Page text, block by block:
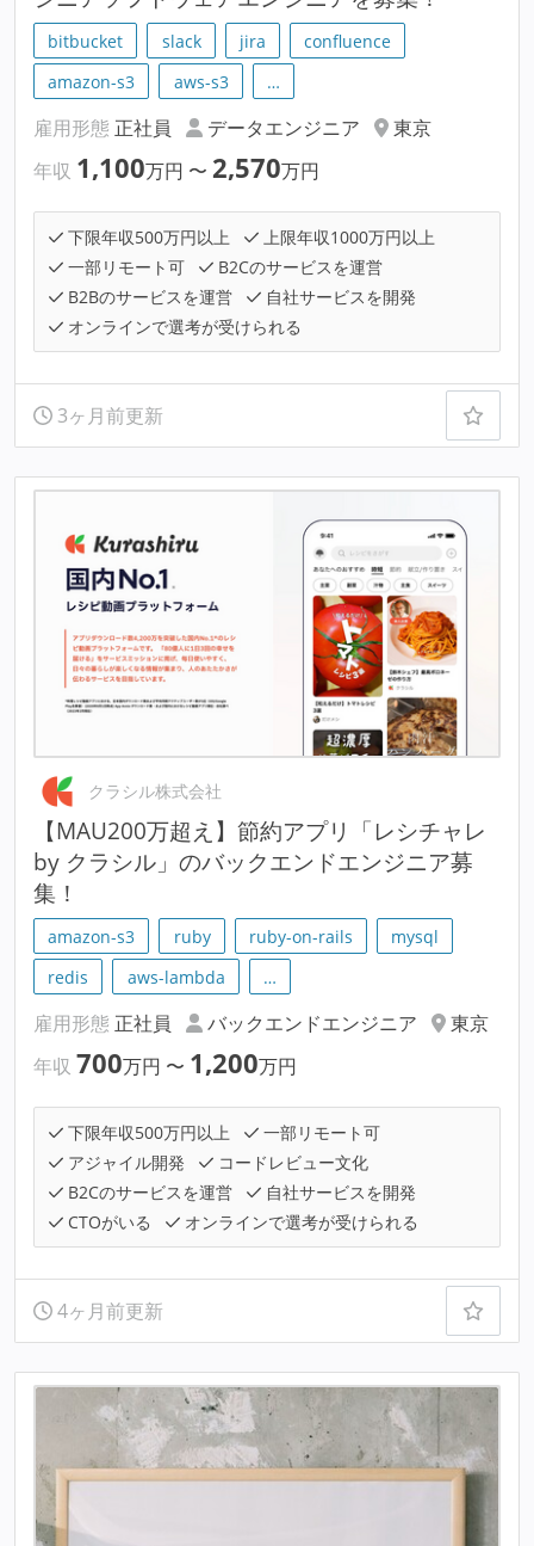
bitbucket slack jira
confluence
amazon-s3
aws-s3 …
雇用形態 正社員 データエンジニア
東京
年収 1,100万円 〜 2,570万円
下限年収500万円以上
上限年収1000万円以上
一部リモート可
B2Cのサービスを運営
B2Bのサービスを運営
自社サービスを開発
オンラインで選考が受けられる
3ヶ月前更新
クラシル株式会社
【MAU200万超え】節約アプリ「レシチャレ
by クラシル」のバックエンドエンジニア募
集！
amazon-s3 ruby ruby-on-rails
mysql
redis
aws-lambda …
雇用形態 正社員 バックエンドエンジニア
東京
年収 700万円 〜 1,200万円
下限年収500万円以上
一部リモート可
アジャイル開発
コードレビュー文化
B2Cのサービスを運営
自社サービスを開発
CTOがいる
オンラインで選考が受けられる
4ヶ月前更新